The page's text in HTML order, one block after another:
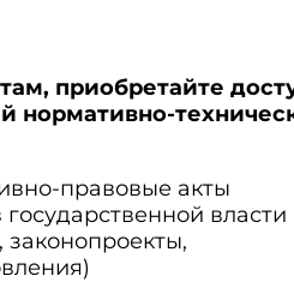
приобретайте
нормативно-
правовые акты
государственной власти
законопроекты,